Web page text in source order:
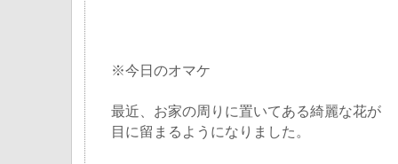
※今日のオマケ
最近、お家の周りに置いてある綺麗な花が
目に留まるようになりました。